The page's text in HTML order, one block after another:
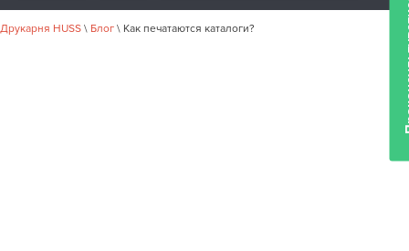
Друкарня HUSS \ Блог \ Как печатаются каталоги?